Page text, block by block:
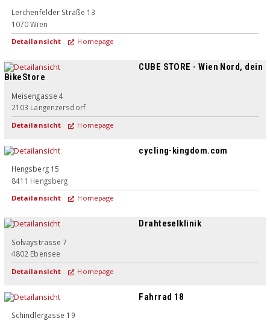
Lerchenfelder Straße 13
1070 Wien
Detailansicht Homepage
CUBE STORE - Wien Nord, dein
BikeStore
Meisengasse 4
2103 Langenzersdorf
Detailansicht Homepage
cycling-kingdom.com
Hengsberg 15
8411 Hengsberg
Detailansicht Homepage
Drahteselklinik
Solvaystrasse 7
4802 Ebensee
Detailansicht Homepage
Fahrrad 18
Schindlergasse 19